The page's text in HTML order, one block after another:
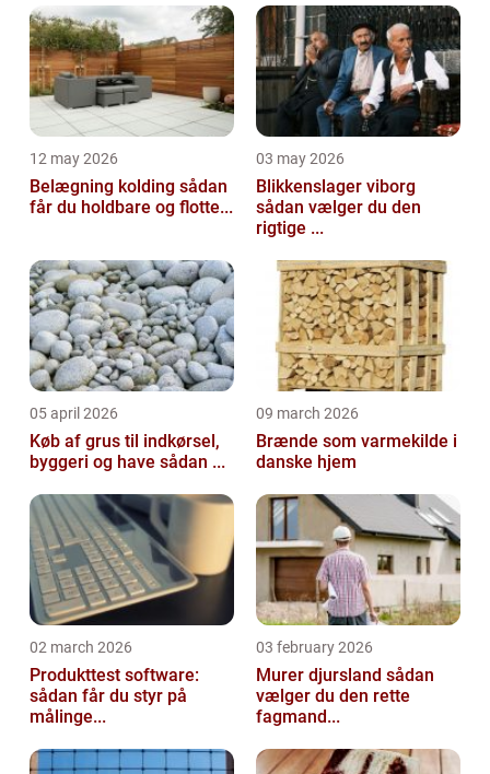
12 may 2026
Belægning kolding sådan
får du holdbare og flotte...
03 may 2026
Blikkenslager viborg
sådan vælger du den
rigtige ...
05 april 2026
Køb af grus til indkørsel,
byggeri og have sådan ...
09 march 2026
Brænde som varmekilde i
danske hjem
02 march 2026
Produkttest software:
sådan får du styr på
målinge...
03 february 2026
Murer djursland sådan
vælger du den rette
fagmand...